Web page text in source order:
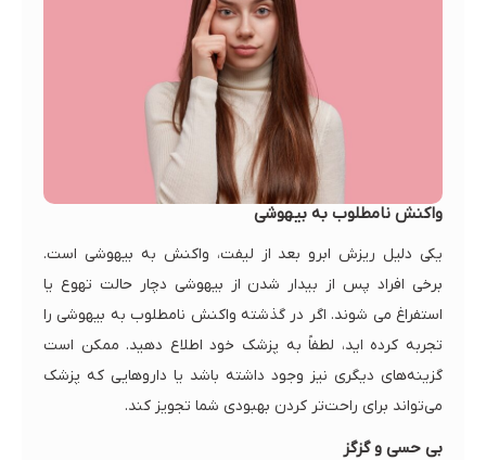
واکنش نامطلوب به بیهوشی
یکی دلیل ریزش ابرو بعد از لیفت، واکنش به بیهوشی است.
برخی افراد پس از بیدار شدن از بیهوشی دچار حالت تهوع یا
استفراغ می شوند. اگر در گذشته واکنش نامطلوب به بیهوشی را
تجربه کرده اید، لطفاً به پزشک خود اطلاع دهید. ممکن است
گزینه‌های دیگری نیز وجود داشته باشد یا داروهایی که پزشک
می‌تواند برای راحت‌تر کردن بهبودی شما تجویز کند.
بی حسی و گزگز